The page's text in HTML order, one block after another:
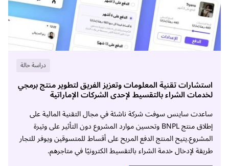
دراسة حالة
استشارات تقنية المعلومات وتعزيز الفريق لتطوير منتج برمجي
لخدمات الشراء بالتقسيط لإحدى الشركات الإماراتية
ساعدت ساينس سوفت شركة ناشئة في مجال التقنية المالية على
إطلاق منتج BNPL وتحسين موارد المشروع دون التأثير على وتيرة
المشروع.يتيح المنتج الدفع المريح على أقساط للمتسوقين ويوفر للتجار
طريقة لإدخال خدمة الشراء بالتقسيط الكترونيًا في متاجرهم.